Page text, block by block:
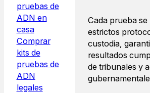
Cada prueba
estrictos
custodia,
resultados
de tribunales y
pruebas de
ADN en
casa
Comprar
kits de
pruebas de
ADN
legales